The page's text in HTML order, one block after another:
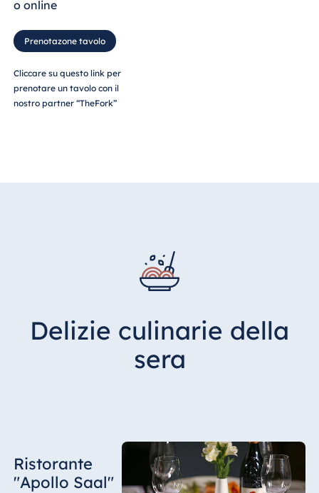
o online
Prenotazone tavolo
Cliccare su questo link per
prenotare un tavolo con il
nostro partner “TheFork”
Delizie culinarie della
sera
Ristorante
"Apollo Saal"